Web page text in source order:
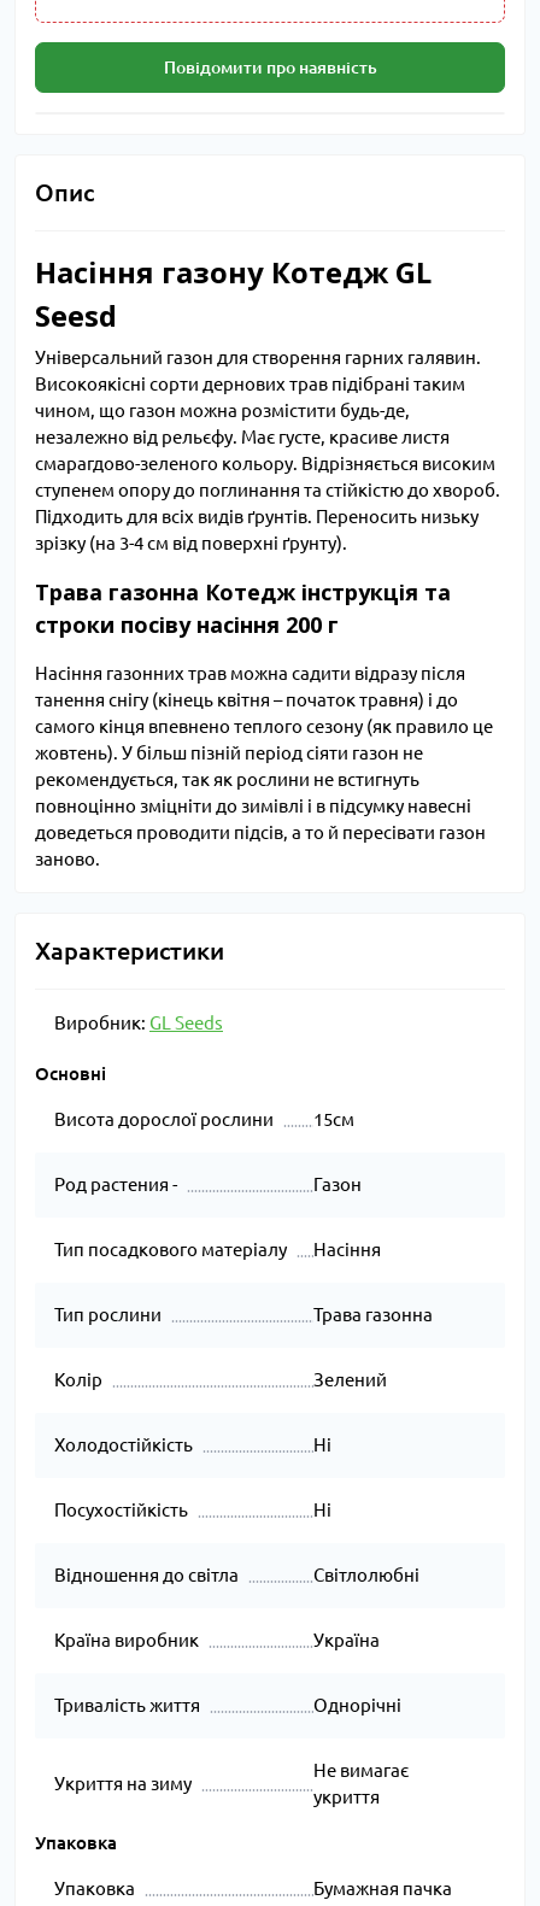
Повідомити про наявність
Опис
Насіння газону Котедж GL
Seesd
Універсальний газон для створення гарних галявин.
Високоякісні сорти дернових трав підібрані таким
чином, що газон можна розмістити будь-де,
незалежно від рельєфу. Має густе, красиве листя
смарагдово-зеленого кольору. Відрізняється високим
ступенем опору до поглинання та стійкістю до хвороб.
Підходить для всіх видів ґрунтів. Переносить низьку
зрізку (на 3-4 см від поверхні ґрунту).
Трава газонна Котедж інструкція та
строки посіву насіння 200 г
Насіння газонних трав можна садити відразу після
танення снігу (кінець квітня – початок травня) і до
самого кінця впевнено теплого сезону (як правило це
жовтень). У більш пізній період сіяти газон не
рекомендується, так як рослини не встигнуть
повноцінно зміцніти до зимівлі і в підсумку навесні
доведеться проводити підсів, а то й пересівати газон
заново.
Характеристики
Виробник: GL Seeds
Основні
Висота дорослої рослини 15см
Род растения - Газон
Тип посадкового матеріалу Насіння
Тип рослини Трава газонна
Колір Зелений
Холодостійкість Ні
Посухостійкість Ні
Відношення до світла Світлолюбні
Країна виробник Україна
Тривалість життя Однорічні
Укриття на зиму
Не вимагає
укриття
Упаковка
Упаковка Бумажная пачка